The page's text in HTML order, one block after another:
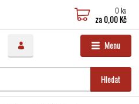
Menu
Hledat
0 ks
za0,00 Kč